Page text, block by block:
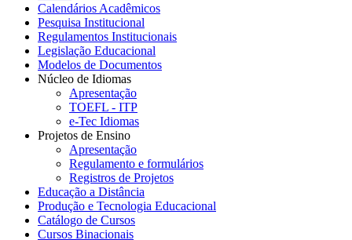
Calendários Acadêmicos
Pesquisa Institucional
Regulamentos Institucionais
Legislação Educacional
Modelos de Documentos
Núcleo de Idiomas
Apresentação
TOEFL - ITP
e-Tec Idiomas
Projetos de Ensino
Apresentação
Regulamento e formulários
Registros de Projetos
Educação a Distância
Produção e Tecnologia Educacional
Catálogo de Cursos
Cursos Binacionais